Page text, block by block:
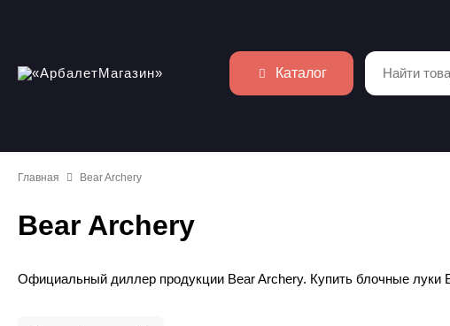
Каталог
Главная Bear Archery
Bear Archery
Официальный диллер продукции Bear Archery. Купить блочные луки